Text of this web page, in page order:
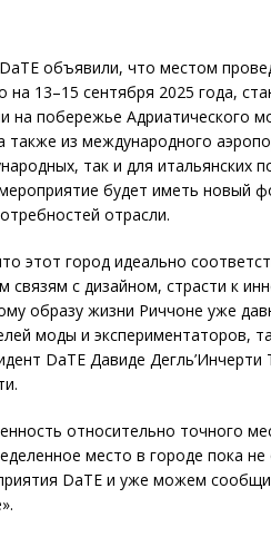
объявили, что местом
13–15 сентября 2025 года,
на побережье Адриатического
из международного
так и для итальянских
будет иметь новый
отрасли.
этот город идеально
связям с дизайном, страсти к
образу жизни Риччоне уже
моды и экспериментаторов,
DaTE Давиде
относительно точного
место в городе пока
DaTE и уже можем